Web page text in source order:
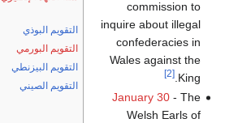
التقويم البوذي
التقويم البورمي
التقويم البيزنطي
التقويم الصيني
commission to
inquire about illegal
confederacies in
Wales against the
King.
[2]
January 30- The
Welsh Earls of